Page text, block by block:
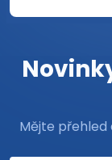
Mějte přehled